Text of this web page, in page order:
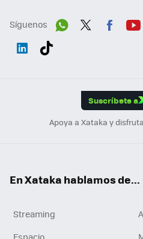
Síguenos
Suscríbete a
Apoya a Xataka y
En Xataka hablamos de...
Streaming
Espacio